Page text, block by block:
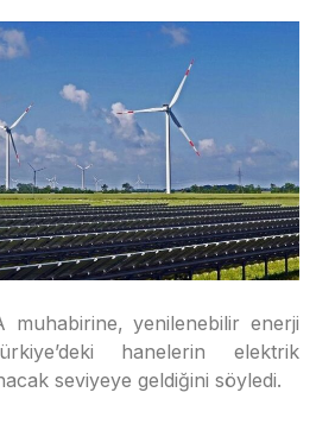
muhabirine, yenilenebilir enerji
hanelerin elektrik
seviyeye geldiğini söyledi.